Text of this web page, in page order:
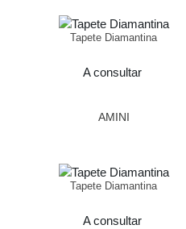
Tapete Diamantina
A consultar
AMINI
Tapete Diamantina
A consultar